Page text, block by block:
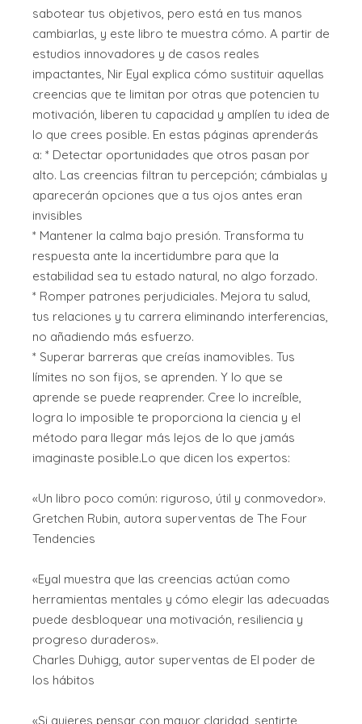
sabotear tus objetivos, pero está en tus manos
cambiarlas, y este libro te muestra cómo. A partir de
estudios innovadores y de casos reales
impactantes, Nir Eyal explica cómo sustituir aquellas
creencias que te limitan por otras que potencien tu
motivación, liberen tu capacidad y amplíen tu idea de
lo que crees posible. En estas páginas aprenderás
a: * Detectar oportunidades que otros pasan por
alto. Las creencias filtran tu percepción; cámbialas y
aparecerán opciones que a tus ojos antes eran
invisibles
* Mantener la calma bajo presión. Transforma tu
respuesta ante la incertidumbre para que la
estabilidad sea tu estado natural, no algo forzado.
* Romper patrones perjudiciales. Mejora tu salud,
tus relaciones y tu carrera eliminando interferencias,
no añadiendo más esfuerzo.
* Superar barreras que creías inamovibles. Tus
límites no son fijos, se aprenden. Y lo que se
aprende se puede reaprender. Cree lo increíble,
logra lo imposible te proporciona la ciencia y el
método para llegar más lejos de lo que jamás
imaginaste posible.Lo que dicen los expertos:
«Un libro poco común: riguroso, útil y conmovedor».
Gretchen Rubin, autora superventas de The Four
Tendencies
«Eyal muestra que las creencias actúan como
herramientas mentales y cómo elegir las adecuadas
puede desbloquear una motivación, resiliencia y
progreso duraderos».
Charles Duhigg, autor superventas de El poder de
los hábitos
«Si quieres pensar con mayor claridad, sentirte